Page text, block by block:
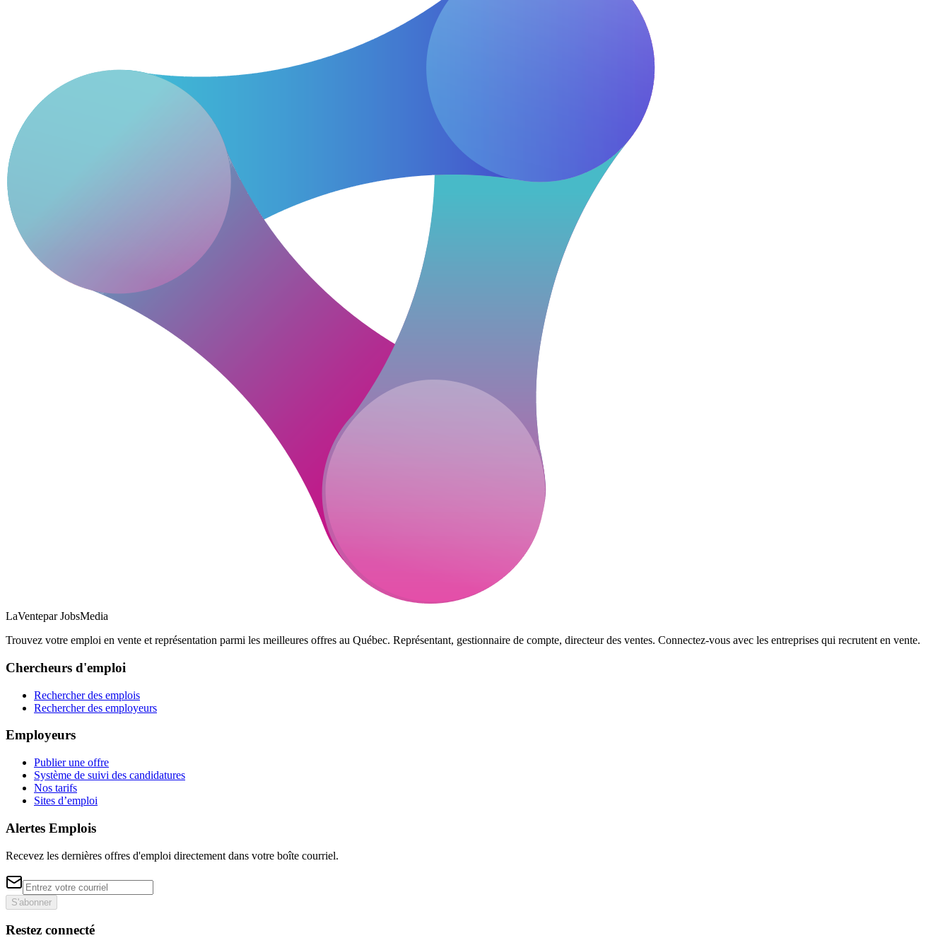
LaVentepar JobsMedia
Trouvez votre emploi en vente et représentation parmi les meilleures offres au Québec. Représentant, gestionnaire de compte, directeur des ventes. Connectez-vous avec les entreprises qui recrutent en vente.
Chercheurs d'emploi
Rechercher des emplois
Rechercher des employeurs
Employeurs
Publier une offre
Système de suivi des candidatures
Nos tarifs
Sites d’emploi
Alertes Emplois
Recevez les dernières offres d'emploi directement dans votre boîte courriel.
S'abonner
Restez connecté